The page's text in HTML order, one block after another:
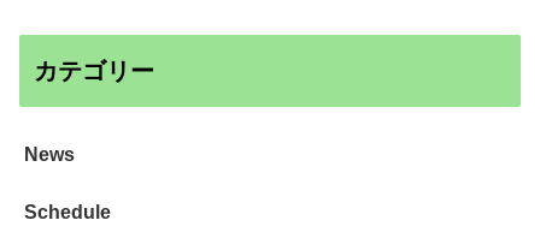
カテゴリー
News
Schedule